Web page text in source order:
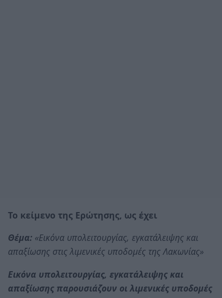
Το κείμενο της Ερώτησης, ως έχει
Θέμα: «Εικόνα υπολειτουργίας, εγκατάλειψης και
απαξίωσης στις λιμενικές υποδομές της Λακωνίας»
Εικόνα υπολειτουργίας, εγκατάλειψης και
απαξίωσης παρουσιάζουν οι λιμενικές υποδομές